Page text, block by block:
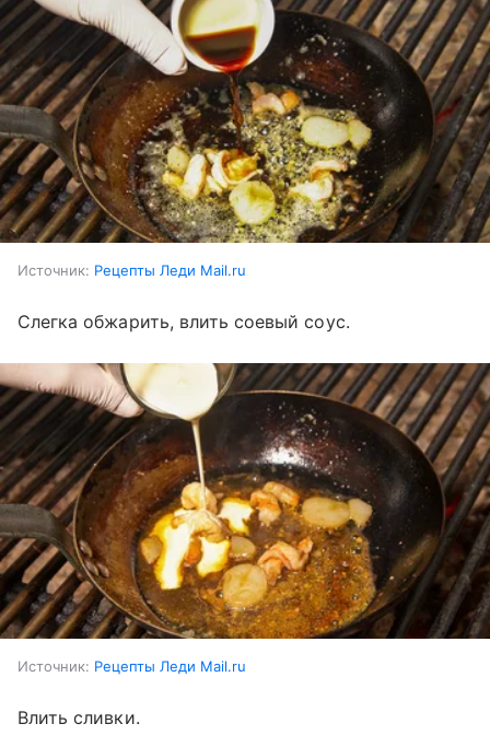
Источник: Рецепты Леди Mail.ru
Слегка обжарить, влить соевый соус.
Источник: Рецепты Леди Mail.ru
Влить сливки.